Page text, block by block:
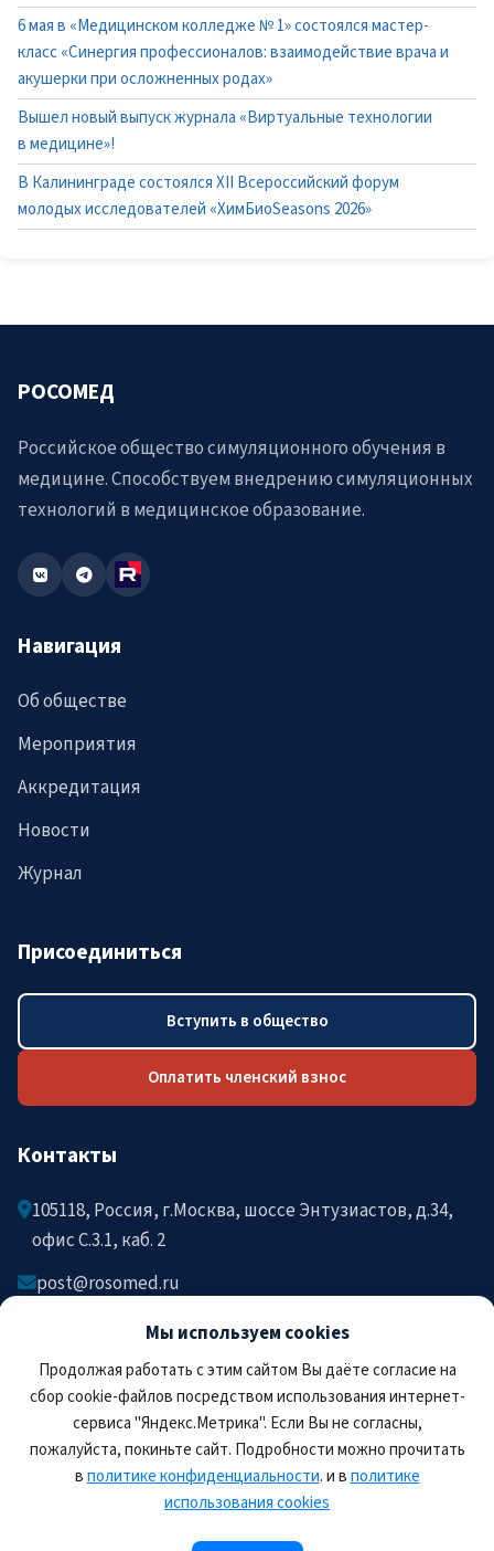
Мы используем cookies
Продолжая работать с этим сайтом Вы даёте согласие на
сбор cookie-файлов посредством использования интернет-
сервиса "Яндекс.Метрика". Если Вы не согласны,
пожалуйста, покиньте сайт. Подробности можно прочитать
вполитике конфиденциальности. и вполитике
использования cookies
6 мая в «Медицинском колледже № 1» состоялся мастер-
класс «Синергия профессионалов: взаимодействие врача и
акушерки при осложненных родах»
Вышел новый выпуск журнала «Виртуальные технологии
в медицине»!
В Калининграде состоялся XII Всероссийский форум
молодых исследователей «ХимБиоSeasons 2026»
РОСОМЕД
Российское общество симуляционного обучения в
медицине. Способствуем внедрению симуляционных
технологий в медицинское образование.
Навигация
Об обществе
Мероприятия
Аккредитация
Новости
Журнал
Присоединиться
Вступить в общество
Оплатить членский взнос
Контакты
105118, Россия, г.Москва, шоссе Энтузиастов, д.34,
офис C.3.1, каб. 2
post@rosomed.ru
+7-903-729-09-87
+7-910-880-36-92